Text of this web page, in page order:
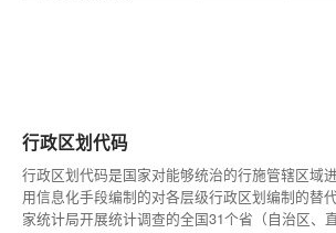
行政区划代码
行政区划代码是国家对能够统治的行施管辖区域
用信息化手段编制的对各层级行政区划编制的替
家统计局开展统计调查的全国31个省（自治区、